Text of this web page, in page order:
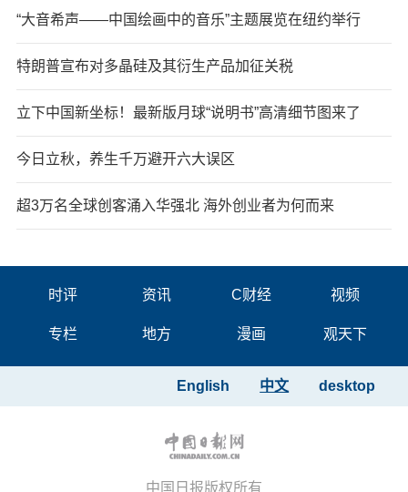
“大音希声——中国绘画中的音乐”主题展览在纽约举行
特朗普宣布对多晶硅及其衍生产品加征关税
立下中国新坐标！最新版月球“说明书”高清细节图来了
今日立秋，养生千万避开六大误区
超3万名全球创客涌入华强北 海外创业者为何而来
时评 资讯 C财经 视频
专栏 地方 漫画 观天下
desktop
中文
English
中国日报版权所有